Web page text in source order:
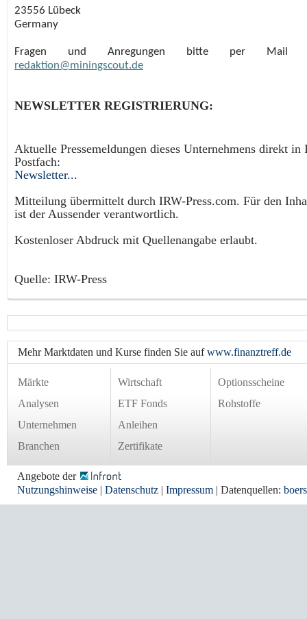
23556 Lübeck
Germany
Fragen und Anregungen bitte per Mail
redaktion@miningscout.de
NEWSLETTER REGISTRIERUNG:
Aktuelle Pressemeldungen dieses Unternehmens direkt in
Postfach:
Newsletter...
Mitteilung übermittelt durch IRW-Press.com. Für den
ist der Aussender verantwortlich.
Kostenloser Abdruck mit Quellenangabe erlaubt.
Quelle: IRW-Press
Mehr Marktdaten und Kurse finden Sie aufwww.finanztreff.de
Märkte
Analysen
Unternehmen
Branchen
Wirtschaft
ETF Fonds
Anleihen
Zertifikate
Optionsscheine
Rohstoffe
Angebote der
Nutzungshinweise | Datenschutz | Impressum | Datenquellen: